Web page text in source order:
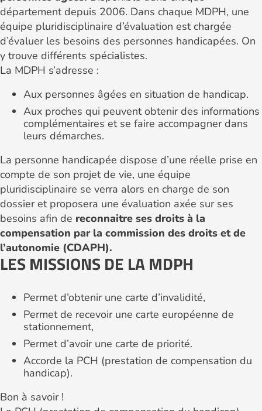
département depuis 2006. Dans chaque MDPH, une
équipe pluridisciplinaire d’évaluation est chargée
d’évaluer les besoins des personnes handicapées. On
y trouve différents spécialistes.
La MDPH s’adresse :
Aux personnes âgées en situation de handicap.
Aux proches qui peuvent obtenir des informations
complémentaires et se faire accompagner dans
leurs démarches.
La personne handicapée dispose d’une réelle prise en
compte de son projet de vie, une équipe
pluridisciplinaire se verra alors en charge de son
dossier et proposera une évaluation axée sur ses
besoins afin de reconnaitre ses droits à la
compensation par la commission des droits et de
l’autonomie (CDAPH).
LES MISSIONS DE LA MDPH
Permet d’obtenir une carte d’invalidité,
Permet de recevoir une carte européenne de
stationnement,
Permet d’avoir une carte de priorité.
Accorde la PCH (prestation de compensation du
handicap).
Bon à savoir !